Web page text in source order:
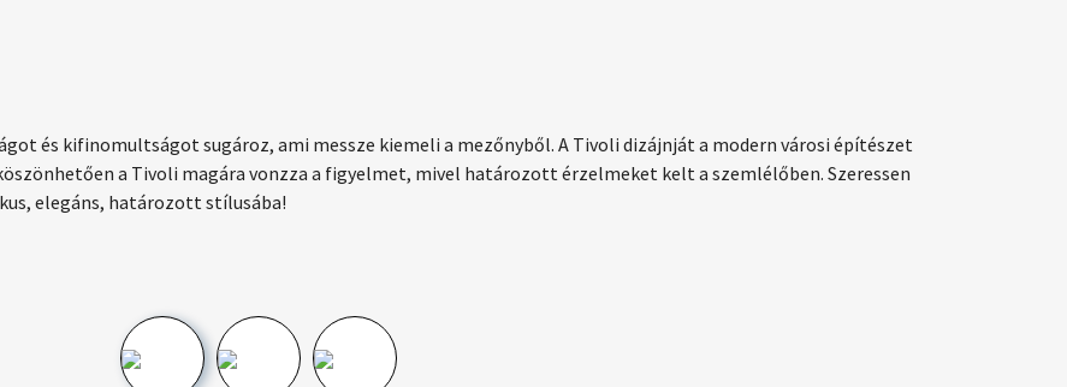
és kifinomultságot sugároz, ami messze kiemeli a mezőnyből. A Tivoli dizájnját a modern városi építészet
a Tivoli magára vonzza a figyelmet, mivel határozott érzelmeket kelt a szemlélőben. Szeressen
elegáns, határozott stílusába!